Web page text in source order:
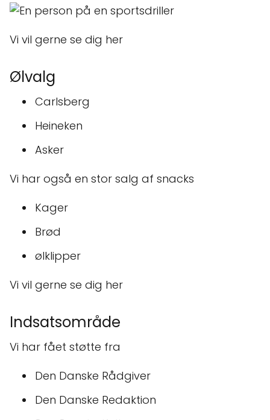
Vi vil gerne se dig her
Ølvalg
Carlsberg
Heineken
Asker
Vi har også en stor salg af snacks
Kager
Brød
ølklipper
Vi vil gerne se dig her
Indsatsområde
Vi har fået støtte fra
Den Danske Rådgiver
Den Danske Redaktion